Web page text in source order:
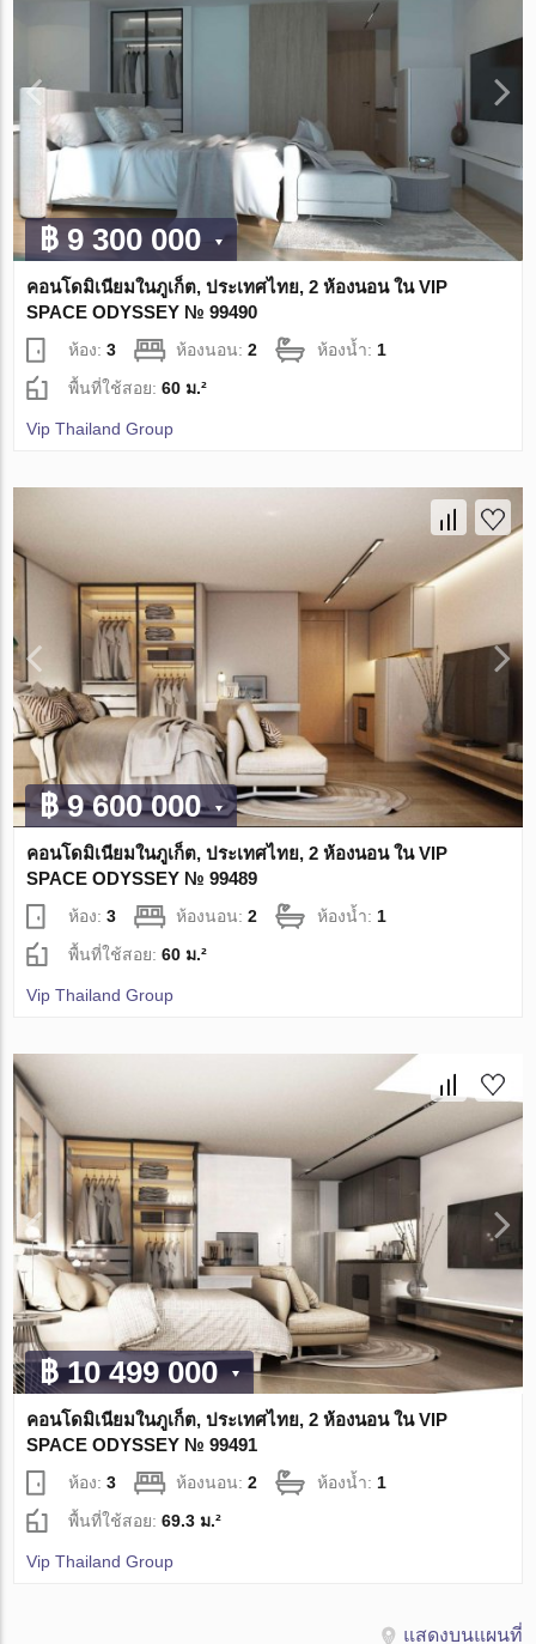
฿ 9 300 000
คอนโดมิเนียมในภูเก็ต, ประเทศไทย, 2 ห้องนอน ใน VIP
SPACE ODYSSEY № 99490
ห้อง:3 ห้องนอน:2 ห้องน้ำ:1
พื้นที่ใช้สอย:60 ม.²
Vip Thailand Group
฿ 9 600 000
คอนโดมิเนียมในภูเก็ต, ประเทศไทย, 2 ห้องนอน ใน VIP
SPACE ODYSSEY № 99489
ห้อง:3 ห้องนอน:2 ห้องน้ำ: 1
พื้นที่ใช้สอย:60 ม.²
Vip Thailand Group
฿ 10 499 000
คอนโดมิเนียมในภูเก็ต, ประเทศไทย, 2 ห้องนอน ใน VIP
SPACE ODYSSEY № 99491
ห้อง:3 ห้องนอน:2 ห้องน้ำ: 1
พื้นที่ใช้สอย:69.3 ม.²
Vip Thailand Group
แสดงบนแผนที่